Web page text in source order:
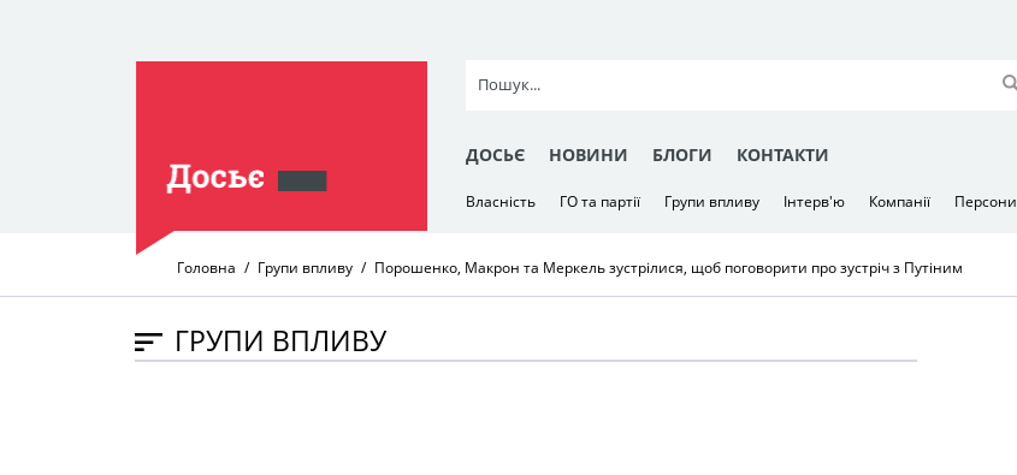
ДОСЬЄ НОВИНИ БЛОГИ КОНТАКТИ
Власність ГО та партії Групи впливу Інтерв'ю Компанії Персони
Головна Групи впливу Порошенко, Макрон та Меркель зустрілися, щоб поговорити про зустріч з Путіним
ГРУПИ ВПЛИВУ